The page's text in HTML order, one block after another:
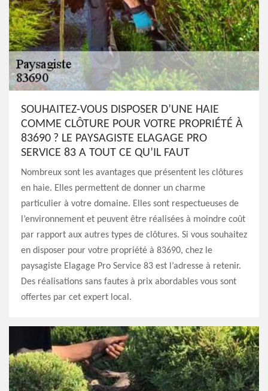
SOUHAITEZ-VOUS DISPOSER D’UNE HAIE
COMME CLÔTURE POUR VOTRE PROPRIÉTÉ À
83690 ? LE PAYSAGISTE ELAGAGE PRO
SERVICE 83 A TOUT CE QU’IL FAUT
Nombreux sont les avantages que présentent les clôtures
en haie. Elles permettent de donner un charme
particulier à votre domaine. Elles sont respectueuses de
l’environnement et peuvent être réalisées à moindre coût
par rapport aux autres types de clôtures. Si vous souhaitez
en disposer pour votre propriété à 83690, chez le
paysagiste Elagage Pro Service 83 est l’adresse à retenir.
Des réalisations sans fautes à prix abordables vous sont
offertes par cet expert local.